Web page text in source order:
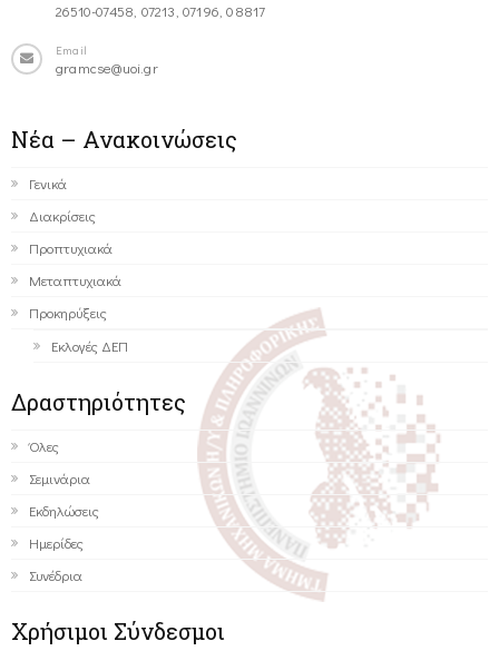
26510-07458, 07213, 07196, 08817
Email
gramcse@uoi.gr
Νέα – Ανακοινώσεις
Γενικά
Διακρίσεις
Προπτυχιακά
Μεταπτυχιακά
Προκηρύξεις
Εκλογές ΔΕΠ
Δραστηριότητες
Όλες
Σεμινάρια
Εκδηλώσεις
Ημερίδες
Συνέδρια
Χρήσιμοι Σύνδεσμοι